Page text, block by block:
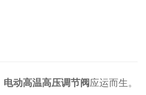
电动高温高压调节阀应运而生。